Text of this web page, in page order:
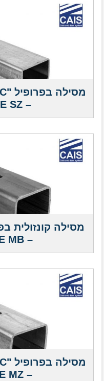
– CAIS STAGE SZ
– CAIS STAGE MB
– CAIS STAGE MZ